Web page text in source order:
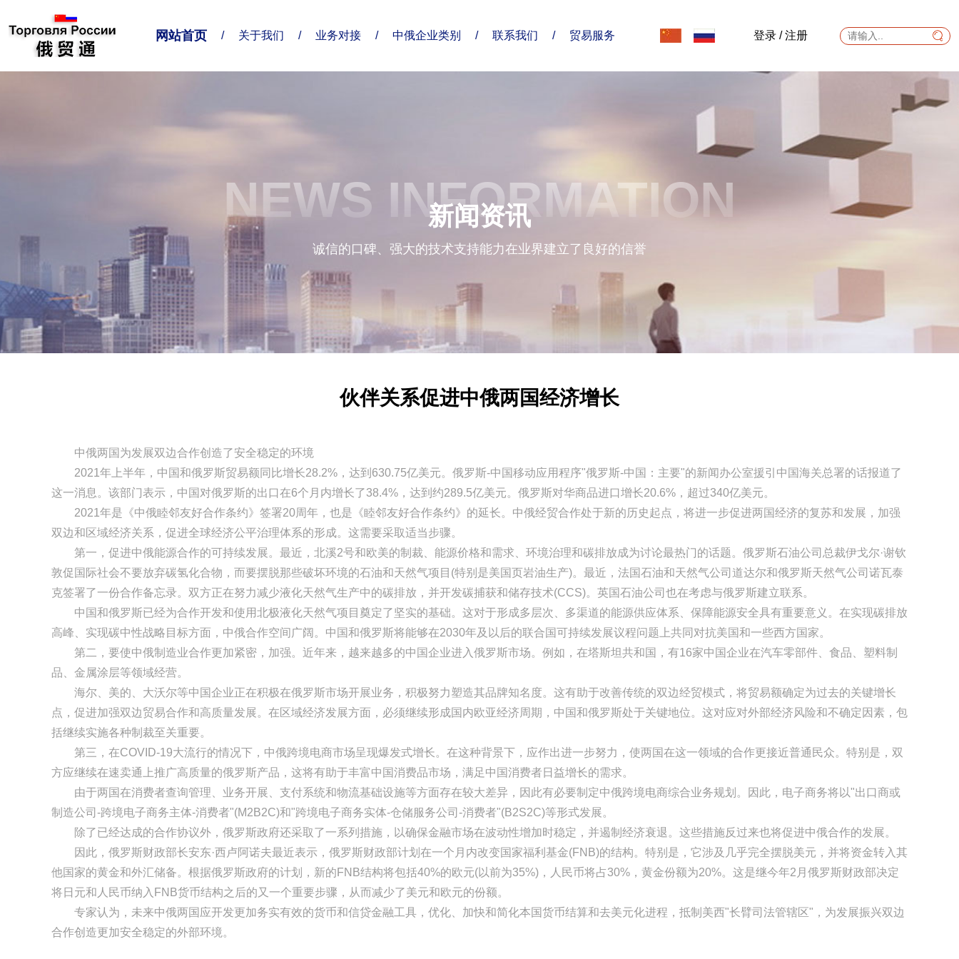
网站首页 / 关于我们 /
企业优势
企业形象
业务对接 / 中俄企业类别 / 联系我们 / 贸易服务 登录 /注册
NEWS INFORMATION
新闻资讯
诚信的口碑、强大的技术支持能力在业界建立了良好的信誉
伙伴关系促进中俄两国经济增长
中俄两国为发展双边合作创造了安全稳定的环境
2021年上半年，中国和俄罗斯贸易额同比增长28.2%，达到630.75亿美元。俄罗斯-中国移动应用程序"俄罗斯-中国：主要"的新闻办公室援引中国海关总署的话报道了
这一消息。该部门表示，中国对俄罗斯的出口在6个月内增长了38.4%，达到约289.5亿美元。俄罗斯对华商品进口增长20.6%，超过340亿美元。
2021年是《中俄睦邻友好合作条约》签署20周年，也是《睦邻友好合作条约》的延长。中俄经贸合作处于新的历史起点，将进一步促进两国经济的复苏和发展，加强
双边和区域经济关系，促进全球经济公平治理体系的形成。这需要采取适当步骤。
第一，促进中俄能源合作的可持续发展。最近，北溪2号和欧美的制裁、能源价格和需求、环境治理和碳排放成为讨论最热门的话题。俄罗斯石油公司总裁伊戈尔·谢钦
敦促国际社会不要放弃碳氢化合物，而要摆脱那些破坏环境的石油和天然气项目(特别是美国页岩油生产)。最近，法国石油和天然气公司道达尔和俄罗斯天然气公司诺瓦泰
克签署了一份合作备忘录。双方正在努力减少液化天然气生产中的碳排放，并开发碳捕获和储存技术(CCS)。英国石油公司也在考虑与俄罗斯建立联系。
中国和俄罗斯已经为合作开发和使用北极液化天然气项目奠定了坚实的基础。这对于形成多层次、多渠道的能源供应体系、保障能源安全具有重要意义。在实现碳排放
高峰、实现碳中性战略目标方面，中俄合作空间广阔。中国和俄罗斯将能够在2030年及以后的联合国可持续发展议程问题上共同对抗美国和一些西方国家。
第二，要使中俄制造业合作更加紧密，加强。近年来，越来越多的中国企业进入俄罗斯市场。例如，在塔斯坦共和国，有16家中国企业在汽车零部件、食品、塑料制
品、金属涂层等领域经营。
海尔、美的、大沃尔等中国企业正在积极在俄罗斯市场开展业务，积极努力塑造其品牌知名度。这有助于改善传统的双边经贸模式，将贸易额确定为过去的关键增长
点，促进加强双边贸易合作和高质量发展。在区域经济发展方面，必须继续形成国内欧亚经济周期，中国和俄罗斯处于关键地位。这对应对外部经济风险和不确定因素，包
括继续实施各种制裁至关重要。
第三，在COVID-19大流行的情况下，中俄跨境电商市场呈现爆发式增长。在这种背景下，应作出进一步努力，使两国在这一领域的合作更接近普通民众。特别是，双
方应继续在速卖通上推广高质量的俄罗斯产品，这将有助于丰富中国消费品市场，满足中国消费者日益增长的需求。
由于两国在消费者查询管理、业务开展、支付系统和物流基础设施等方面存在较大差异，因此有必要制定中俄跨境电商综合业务规划。因此，电子商务将以"出口商或
制造公司-跨境电子商务主体-消费者"(M2B2C)和"跨境电子商务实体-仓储服务公司-消费者"(B2S2C)等形式发展。
除了已经达成的合作协议外，俄罗斯政府还采取了一系列措施，以确保金融市场在波动性增加时稳定，并遏制经济衰退。这些措施反过来也将促进中俄合作的发展。
因此，俄罗斯财政部长安东·西卢阿诺夫最近表示，俄罗斯财政部计划在一个月内改变国家福利基金(FNB)的结构。特别是，它涉及几乎完全摆脱美元，并将资金转入其
他国家的黄金和外汇储备。根据俄罗斯政府的计划，新的FNB结构将包括40%的欧元(以前为35%)，人民币将占30%，黄金份额为20%。这是继今年2月俄罗斯财政部决定
将日元和人民币纳入FNB货币结构之后的又一个重要步骤，从而减少了美元和欧元的份额。
专家认为，未来中俄两国应开发更加务实有效的货币和信贷金融工具，优化、加快和简化本国货币结算和去美元化进程，抵制美西"长臂司法管辖区"，为发展振兴双边
合作创造更加安全稳定的外部环境。